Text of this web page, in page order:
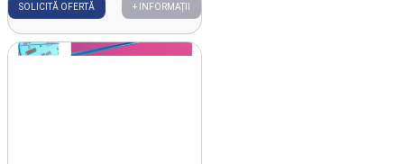
SOLICITĂ OFERTĂ + INFORMAȚII